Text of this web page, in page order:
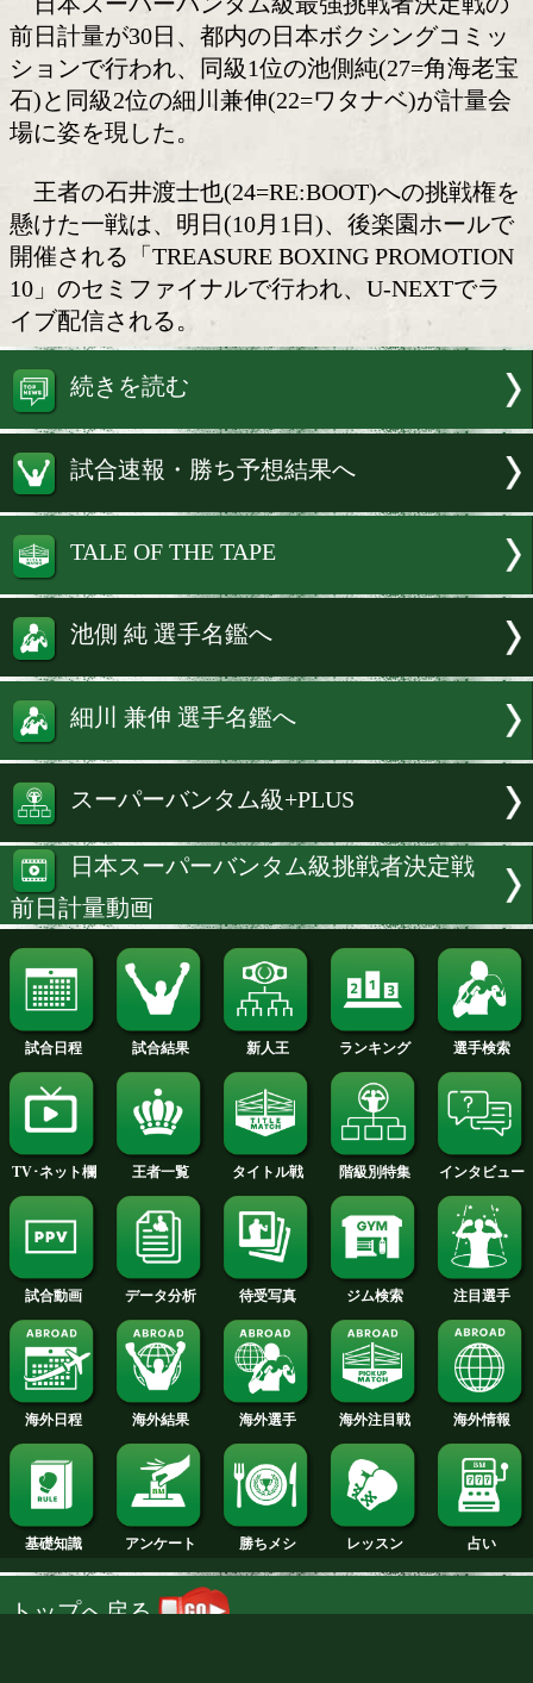
日本Sバンタム級挑戦者決定戦
日本スーパーバンタム級最強挑戦者決
前日計量が30日、都内の日本ボクシン
ションで行われ、同級1位の池側純(27=
石)と同級2位の細川兼伸(22=ワタナベ)
場に姿を現した。
王者の石井渡士也(24=RE:BOOT)への
懸けた一戦は、明日(10月1日)、後楽園
開催される「TREASURE BOXING
10」のセミファイナルで行われ、U-
イブ配信される。
続きを読む
試合速報・勝ち予想結果へ
TALE OF THE TAPE
池側 純 選手名鑑へ
細川 兼伸 選手名鑑へ
スーパーバンタム級+PLUS
日本スーパーバンタム級挑戦者決
前日計量動画
試合日程 試合結果 ランキング
TV･ネット欄 王者一覧 タイトル戦 階級別特集